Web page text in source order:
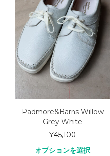
Padmore&Barns Willow
Grey White
¥45,100
オプションを選択